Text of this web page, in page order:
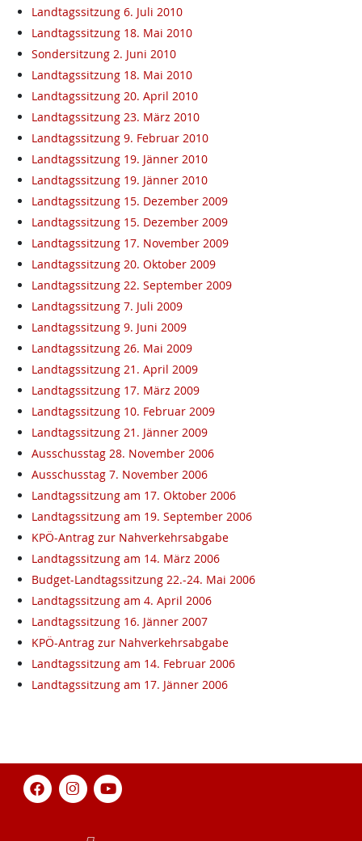
Landtagssitzung 6. Juli 2010
Landtagssitzung 18. Mai 2010
Sondersitzung 2. Juni 2010
Landtagssitzung 18. Mai 2010
Landtagssitzung 20. April 2010
Landtagssitzung 23. März 2010
Landtagssitzung 9. Februar 2010
Landtagssitzung 19. Jänner 2010
Landtagssitzung 19. Jänner 2010
Landtagssitzung 15. Dezember 2009
Landtagssitzung 15. Dezember 2009
Landtagssitzung 17. November 2009
Landtagssitzung 20. Oktober 2009
Landtagssitzung 22. September 2009
Landtagssitzung 7. Juli 2009
Landtagssitzung 9. Juni 2009
Landtagssitzung 26. Mai 2009
Landtagssitzung 21. April 2009
Landtagssitzung 17. März 2009
Landtagssitzung 10. Februar 2009
Landtagssitzung 21. Jänner 2009
Ausschusstag 28. November 2006
Ausschusstag 7. November 2006
Landtagssitzung am 17. Oktober 2006
Landtagssitzung am 19. September 2006
KPÖ-Antrag zur Nahverkehrsabgabe
Landtagssitzung am 14. März 2006
Budget-Landtagssitzung 22.-24. Mai 2006
Landtagssitzung am 4. April 2006
Landtagssitzung 16. Jänner 2007
KPÖ-Antrag zur Nahverkehrsabgabe
Landtagssitzung am 14. Februar 2006
Landtagssitzung am 17. Jänner 2006